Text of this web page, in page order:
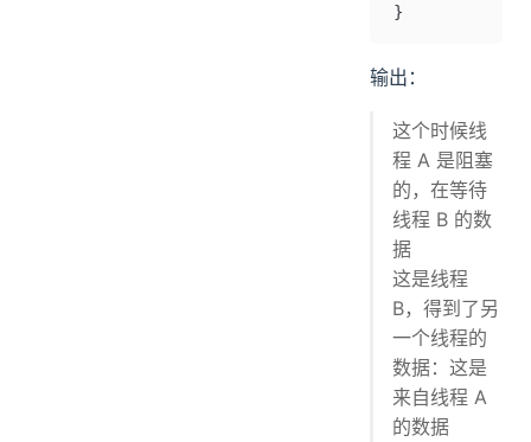
}
输出：
这个时候线
程 A 是阻塞
的，在等待
线程 B 的数
据
这是线程
B，得到了另
一个线程的
数据：这是
来自线程 A
的数据